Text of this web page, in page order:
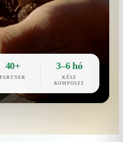
40+
PARTNER
3–6 hó
KÉSZ
KOMPOSZT